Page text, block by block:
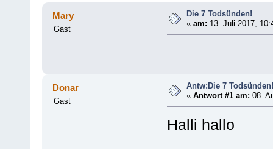
Mary
Gast
Die 7 Todsünden!
«am: 13. Juli 2017,
Donar
Gast
Antw:Die 7
«Antwort #1 am: 08.
Halli hallo